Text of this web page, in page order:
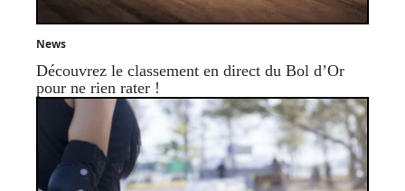
News
Découvrez le classement en direct du Bol d’Or
pour ne rien rater !